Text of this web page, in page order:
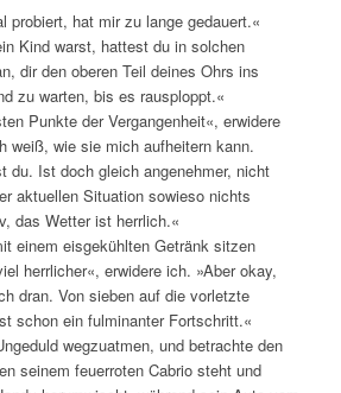
probiert, hat mir zu lange gedauert.«
Kind warst, hattest du in solchen
dir den oberen Teil deines Ohrs ins
zu warten, bis es rausploppt.«
Punkte der Vergangenheit«, erwidere
weiß, wie sie mich aufheitern kann.
du. Ist doch gleich angenehmer, nicht
aktuellen Situation sowieso nichts
das Wetter ist herrlich.«
einem eisgekühlten Getränk sitzen
herrlicher«, erwidere ich. »Aber okay,
dran. Von sieben auf die vorletzte
schon ein fulminanter Fortschritt.«
wegzuatmen, und betrachte den
seinem feuerroten Cabrio steht und